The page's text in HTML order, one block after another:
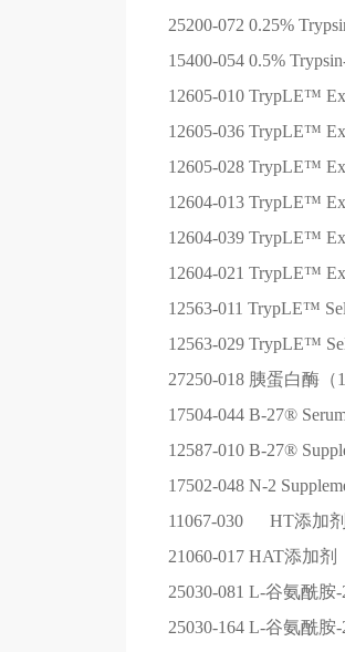
25200-072 0.25%
15400-054 0.5%
12605-010 TrypLE™
12605-036 TrypLE™
12605-028 TrypLE™
12604-013 TrypLE™
12604-039 TrypLE™
12604-021 TrypLE™
12563-011 TrypLE™
12563-029 TrypLE™
27250-018 胰蛋白酶
17504-044 B-27®
12587-010 B-27®
17502-048 N-2
11067-030
HT添
21060-017 HAT添加剂
25030-081 L-谷氨酰胺-
25030-164 L-谷氨酰胺-